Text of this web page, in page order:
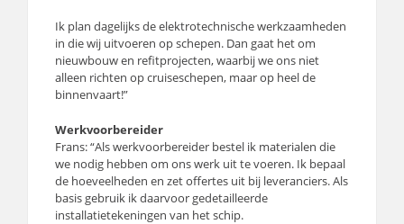
Ik plan dagelijks de elektrotechnische werkzaamheden
in die wij uitvoeren op schepen. Dan gaat het om
nieuwbouw en refitprojecten, waarbij we ons niet
alleen richten op cruiseschepen, maar op heel de
binnenvaart!”
Werkvoorbereider
Frans: “Als werkvoorbereider bestel ik materialen die
we nodig hebben om ons werk uit te voeren. Ik bepaal
de hoeveelheden en zet offertes uit bij leveranciers. Als
basis gebruik ik daarvoor gedetailleerde
installatietekeningen van het schip.